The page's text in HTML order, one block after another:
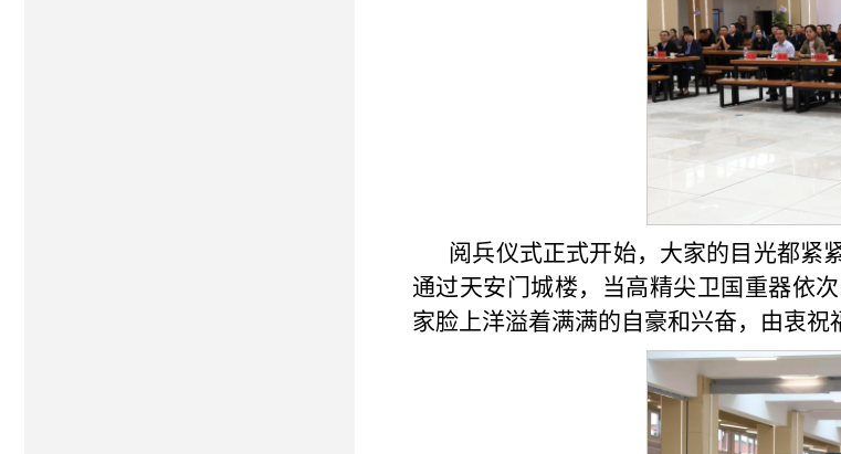
阅兵仪式正式开始，大家的目光都紧
通过天安门城楼，当高精尖卫国重器依
家脸上洋溢着满满的自豪和兴奋，由衷祝